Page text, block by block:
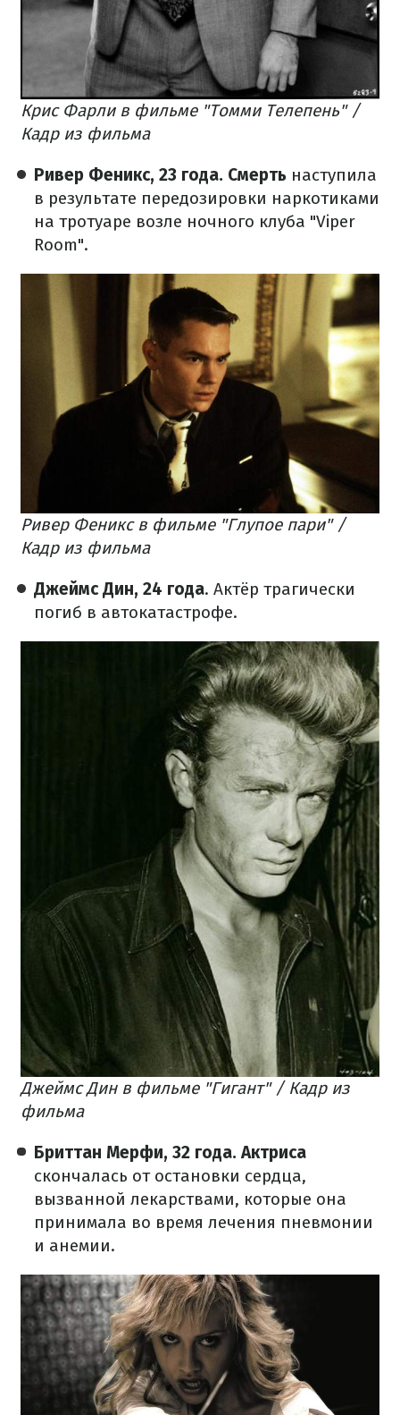
Крис Фарли в фильме "Томми Телепень" /
Кадр из фильма
Ривер Феникс, 23 года. Смерть наступила
в результате передозировки наркотиками
на тротуаре возле ночного клуба "Viper
Room".
Ривер Феникс в фильме "Глупое пари" /
Кадр из фильма
Джеймс Дин, 24 года. Актёр трагически
погиб в автокатастрофе.
Джеймс Дин в фильме "Гигант" / Кадр из
фильма
Бриттан Мерфи, 32 года. Актриса
скончалась от остановки сердца,
вызванной лекарствами, которые она
принимала во время лечения пневмонии
и анемии.